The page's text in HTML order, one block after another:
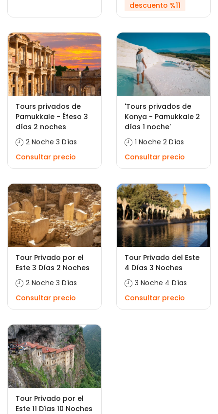
descuento %11
Tours privados de
Pamukkale - Éfeso 3
días 2 noches
2 Noche 3 Días
Consultar precio
'Tours privados de
Konya - Pamukkale 2
días 1 noche'
1 Noche 2 Días
Consultar precio
Tour Privado por el
Este 3 Días 2 Noches
2 Noche 3 Días
Consultar precio
Tour Privado del Este
4 Días 3 Noches
3 Noche 4 Días
Consultar precio
Tour Privado por el
Este 11 Días 10 Noches